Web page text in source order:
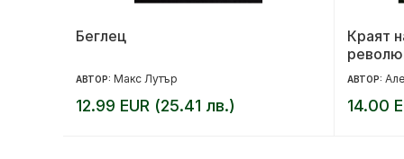
Беглец
АВТОР: Макс Лутър
12.99 EUR (25.41 лв.)
Краят
АВТОР:
14.00